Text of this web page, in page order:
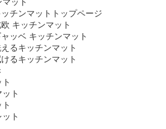
ッチンマットトップページ
キッチンマット
ャッベ キッチンマット
るキッチンマット
るキッチンマット
ット
ト